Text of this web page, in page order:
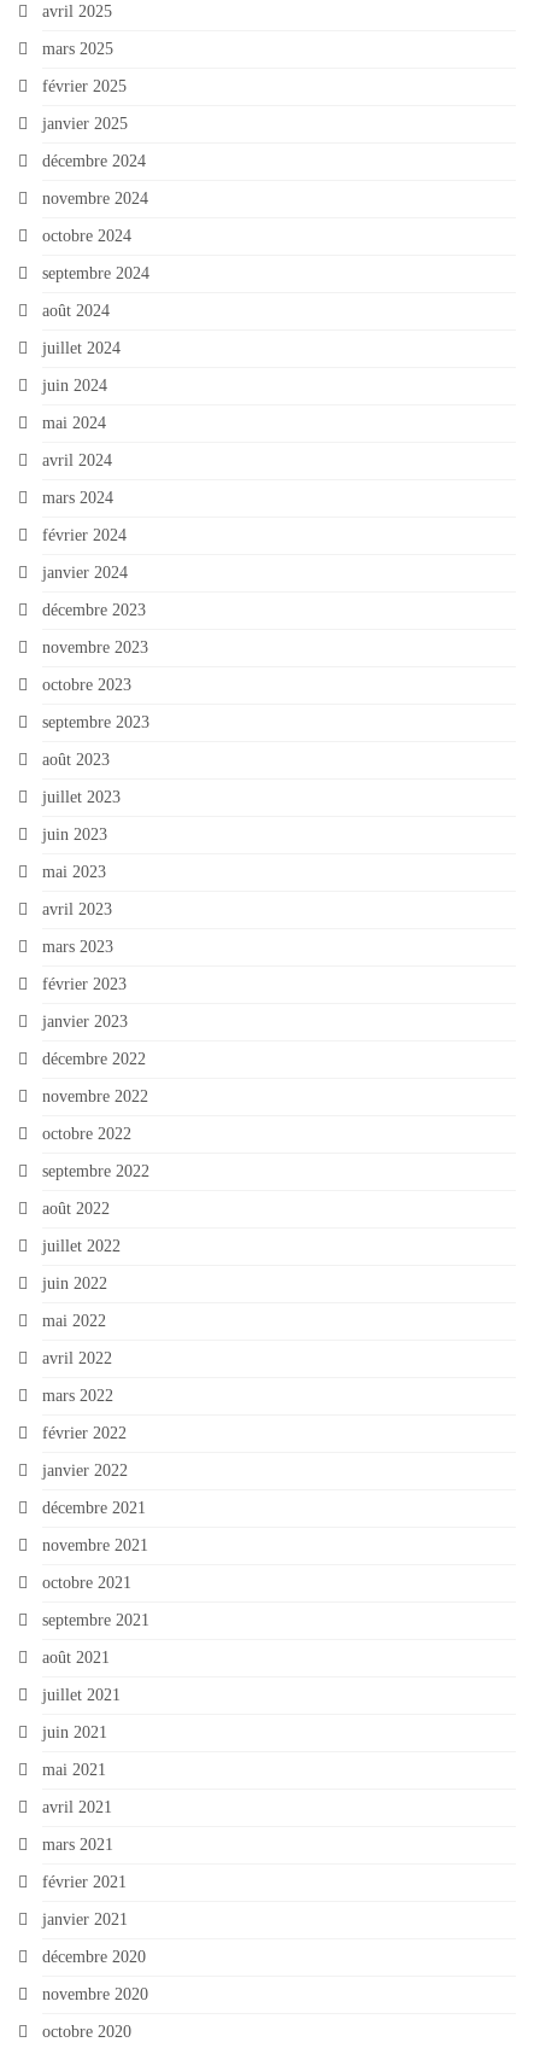
avril 2025
mars 2025
février 2025
janvier 2025
décembre 2024
novembre 2024
octobre 2024
septembre 2024
août 2024
juillet 2024
juin 2024
mai 2024
avril 2024
mars 2024
février 2024
janvier 2024
décembre 2023
novembre 2023
octobre 2023
septembre 2023
août 2023
juillet 2023
juin 2023
mai 2023
avril 2023
mars 2023
février 2023
janvier 2023
décembre 2022
novembre 2022
octobre 2022
septembre 2022
août 2022
juillet 2022
juin 2022
mai 2022
avril 2022
mars 2022
février 2022
janvier 2022
décembre 2021
novembre 2021
octobre 2021
septembre 2021
août 2021
juillet 2021
juin 2021
mai 2021
avril 2021
mars 2021
février 2021
janvier 2021
décembre 2020
novembre 2020
octobre 2020